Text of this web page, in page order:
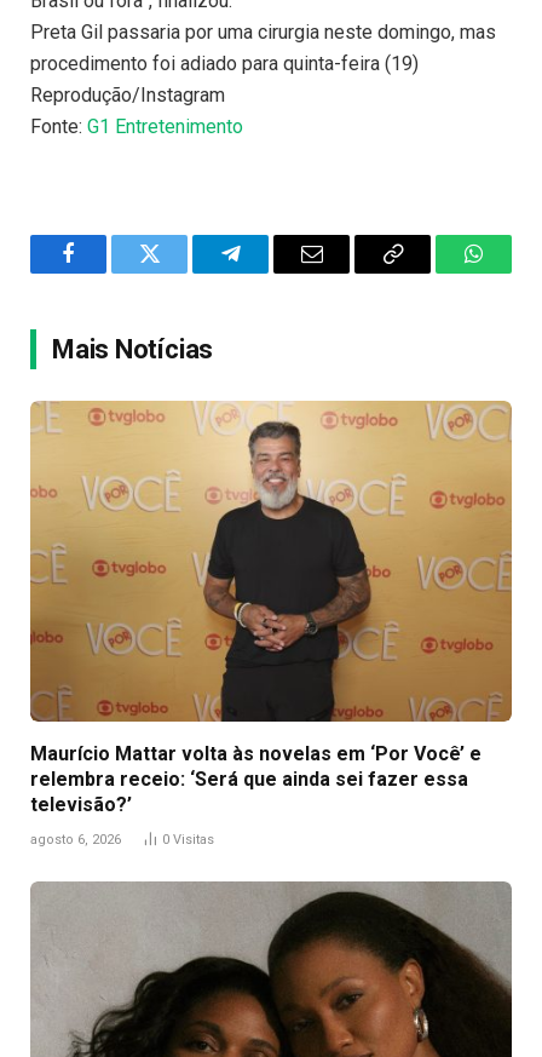
Preta Gil passaria por uma cirurgia neste domingo, mas
procedimento foi adiado para quinta-feira (19)
Reprodução/Instagram
Fonte: G1 Entretenimento
FacebookTwitter TelegramEmail
Copy
Mais Notícias
Maurício Mattar volta às novelas em ‘Por Você’ e
relembra receio: ‘Será que ainda sei fazer essa
televisão?’
agosto 6, 2026 0 Visitas